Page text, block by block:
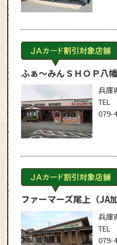
ふぁ～みんＳＨＯＰ八幡
兵庫
TEL
079-
ファーマーズ尾上（JA
兵庫
TEL
079-